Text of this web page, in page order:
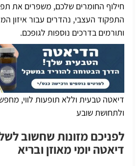
חילוף החומרים שלכם, משפרים את
התפקוד העצבי, נהדרים עבור איזון
ותורמים בדרכים נוספות לגופכם.
דיאטה טבעית וללא תופעות לווי,
ולתחושת שובע
לפניכם מזונות שחשוב
דיאטה יומי מאוזן ובריא